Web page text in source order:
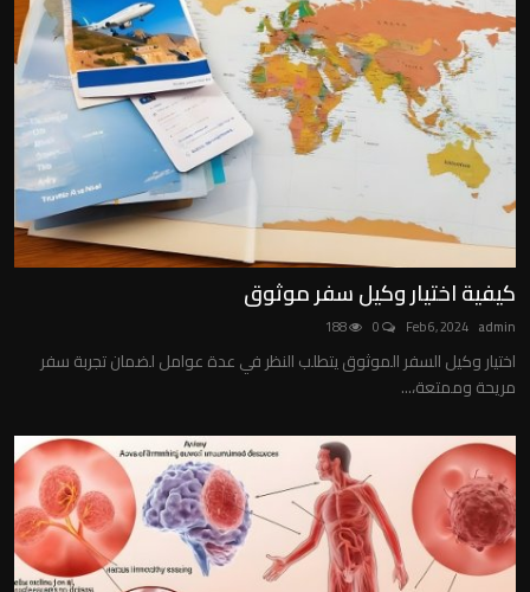
كيفية اختيار وكيل سفر موثوق
admin
Feb 6, 2024
اختيار وكيل السفر الموثوق يتطلب النظر في عدة عوامل لضمان تجربة سفر
مريحة وممتعة،...